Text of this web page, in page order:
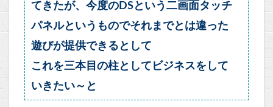
てきたが、今度のDSという二画面タッチ
パネルというものでそれまでとは違った
遊びが提供できるとして
これを三本目の柱としてビジネスをして
いきたい～と